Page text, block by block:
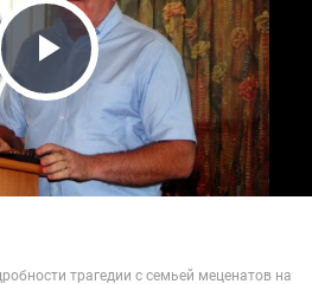
Play Video